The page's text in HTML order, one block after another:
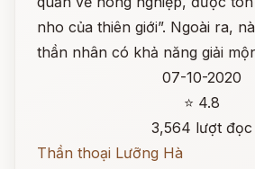
nho của thiên giới”. Ngoài ra,
thần nhân có khả năng giải
07-10-2020
⭐ 4.8
3,564 lượt đọc
Thần thoại Lưỡng Hà